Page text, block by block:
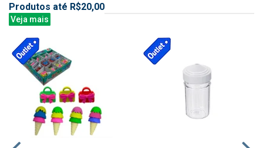
Produtos até R$20,00
Veja mais